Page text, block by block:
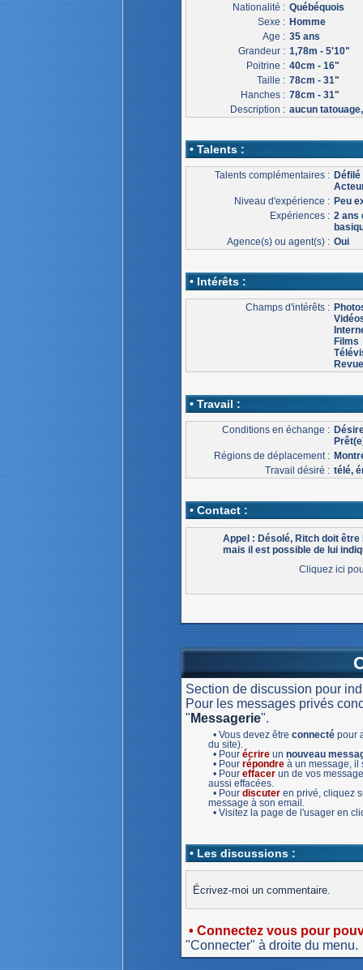
Nationalité : Québéquois
Sexe : Homme
Age : 35 ans
Grandeur : 1,78m - 5'10"
Poitrine : 40cm - 16"
Taille : 78cm - 31"
Hanches : 78cm - 31"
Description : aucun
• Talents :
Talents complémentaires : Défilé
Niveau d'expérience : Peu
Expériences : 2 ans
Agence(s) ou agent(s) : Oui
• Intérêts :
Champs d'intérêts :
Films
• Travail :
Conditions en échange :
Régions de déplacement :
Travail désiré : télé,
• Contact :
Appel : Désolé, Ritch doit
mais il est possible de lui
Cliquez ici
Section de discussion pour
Pour les messages privés
" Messagerie".
• Vous devez être connectépour
du site).
• Pour écrireun nouveau
• Pour répondreà un message, il
• Pour effacerun de vos
aussi effacées.
• Pour discuteren privé, cliquez
message à son email.
• Visitez la page de l'usager en
• Les discussions :
Écrivez-moi un commentaire.
• Connectez vous pour
"Connecter" à droite du menu.